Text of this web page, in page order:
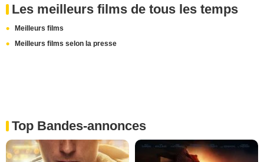
Les meilleurs films de tous les temps
Meilleurs films
Meilleurs films selon la presse
Top Bandes-annonces